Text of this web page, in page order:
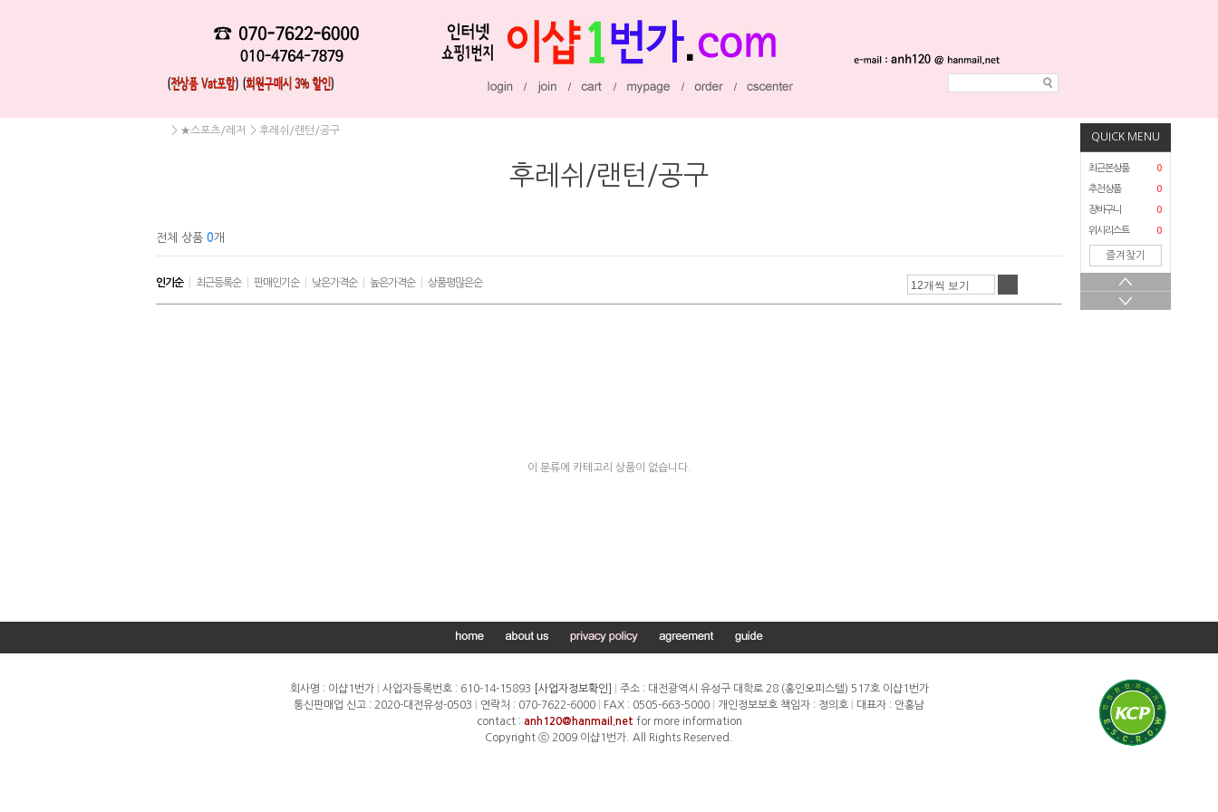
QUICK MENU
최근본상품 0
추천상품 0
장바구니 0
위시리스트 0
즐겨찾기
> ★스포츠/레저 > 후레쉬/랜턴/공구
후레쉬/랜턴/공구
전체 상품 0개
인기순| 최근등록순| 판매인기순| 낮은가격순| 높은가격순| 상품평많은순
이 분류에 카테고리 상품이 없습니다.
회사명 : 이샵1번가 사업자등록번호 : 610-14-15893 [사업자정보확인]
주소 : 대전광역시 유성구 대학로 28 (홍인오피스텔) 517호 이샵1번가
통신판매업 신고 : 2020-대전유성-0503
연락처 : 070-7622-6000 FAX : 0505-663-5000 개인정보보호 책임자 : 정의호
대표자 : 안홍남
contact : anh120@hanmail.net for more information
Copyright ⓒ 2009 이샵1번가. All Rights Reserved.